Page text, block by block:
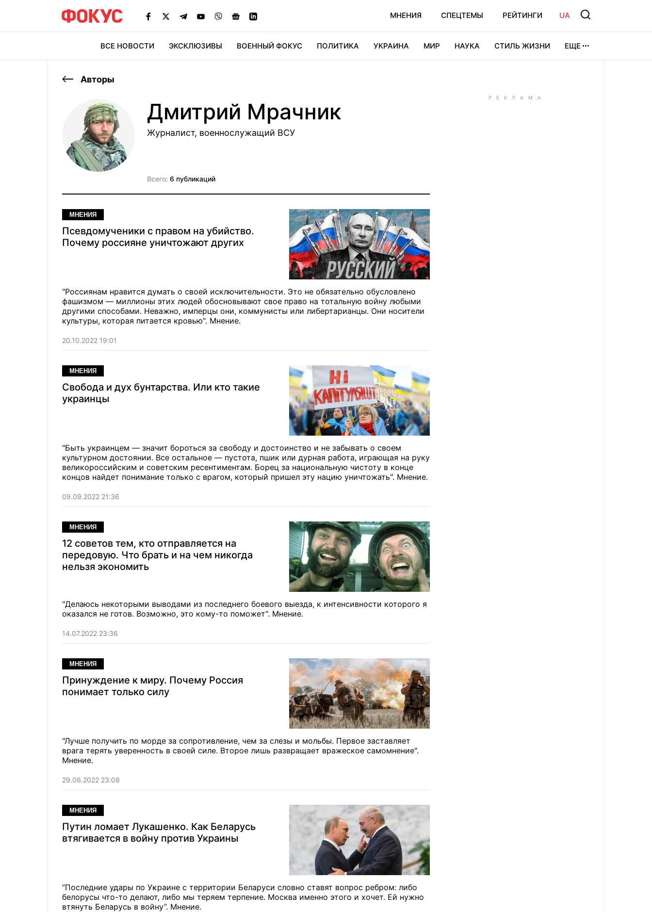
МНЕНИЯ СПЕЦТЕМЫ РЕЙТИНГИ UA
ВСЕ НОВОСТИ ЭКСКЛЮЗИВЫ ВОЕННЫЙ ФОКУС ПОЛИТИКА УКРАИНА МИР НАУКА СТИЛЬ ЖИЗНИ ЕЩЕ
Авторы
Дмитрий Мрачник
Журналист, военнослужащий ВСУ
Всего: 6 публикаций
МНЕНИЯ
Псевдомученики с правом на убийство.
Почему россияне уничтожают других
"Россиянам нравится думать о своей исключительности. Это не обязательно обусловлено
фашизмом — миллионы этих людей обосновывают свое право на тотальную войну любыми
другими способами. Неважно, имперцы они, коммунисты или либертарианцы. Они носители
культуры, которая питается кровью". Мнение.
20.10.2022 19:01
МНЕНИЯ
Свобода и дух бунтарства. Или кто такие
украинцы
"Быть украинцем — значит бороться за свободу и достоинство и не забывать о своем
культурном достоянии. Все остальное — пустота, пшик или дурная работа, играющая на руку
великороссийским и советским ресентиментам. Борец за национальную чистоту в конце
концов найдет понимание только с врагом, который пришел эту нацию уничтожать". Мнение.
09.09.2022 21:36
МНЕНИЯ
12 советов тем, кто отправляется на
передовую. Что брать и на чем никогда
нельзя экономить
"Делаюсь некоторыми выводами из последнего боевого выезда, к интенсивности которого я
оказался не готов. Возможно, это кому-то поможет". Мнение.
14.07.2022 23:36
МНЕНИЯ
Принуждение к миру. Почему Россия
понимает только силу
"Лучше получить по морде за сопротивление, чем за слезы и мольбы. Первое заставляет
врага терять уверенность в своей силе. Второе лишь развращает вражеское самомнение".
Мнение.
29.06.2022 23:08
МНЕНИЯ
Путин ломает Лукашенко. Как Беларусь
втягивается в войну против Украины
”Последние удары по Уĸраине с территории Беларуси словно ставят вопрос ребром: либо
белорусы что-то делают, либо мы теряем терпение. Москва именно этого и хочет. Ей нужно
втянуть Беларусь в войну”. Мнение.